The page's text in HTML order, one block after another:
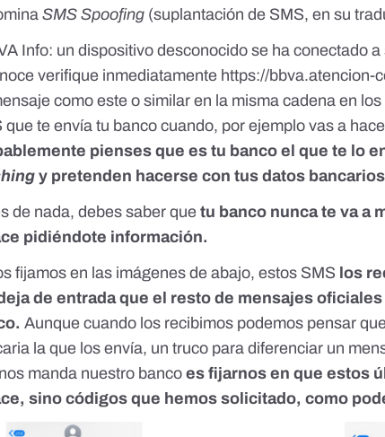
SMS Spoofing (suplantación de SMS, en su
Info: un dispositivo desconocido se ha conectado
verifique inmediatamente https://bbva.atencion-
como este o similar en la misma cadena en
que te envía tu banco cuando, por ejemplo vas a
pienses que es tu banco el que te lo
y pretenden hacerse con tus datos
de nada, debes saber que tu banco nunca te va a
pidiéndote información.
fijamos en las imágenes de abajo, estos SMS los
de entrada que el resto de mensajes
Aunque cuando los recibimos podemos pensar
la que los envía, un truco para diferenciar un
manda nuestro banco es fijarnos en que estos
sino códigos que hemos solicitado, como